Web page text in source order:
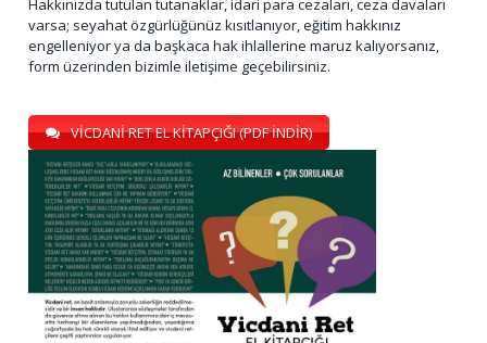
varsa; seyahat özgürlüğünüz kısıtlanıyor, eğitim hakkınız
engelleniyor ya da başkaca hak ihlallerine maruz kalıyorsanız,
form üzerinden bizimle iletişime geçebilirsiniz.
VİCDANİ RET EL KİTAPÇIĞI (PDF İNDİR)